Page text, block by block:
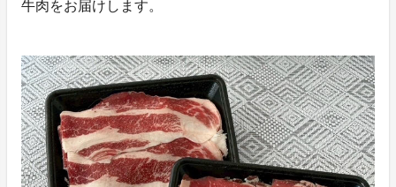
牛肉をお届けします。